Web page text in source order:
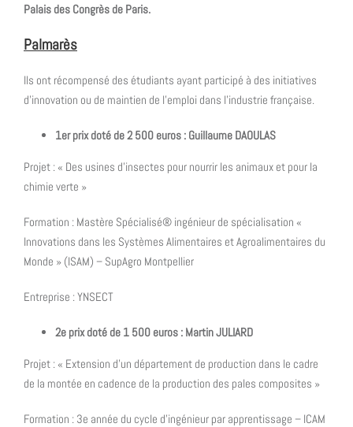
Palais des Congrès de Paris.
Palmarès
Ils ont récompensé des étudiants ayant participé à des initiatives
d’innovation ou de maintien de l’emploi dans l’industrie française.
1er prix doté de 2 500 euros : Guillaume DAOULAS
Projet : « Des usines d’insectes pour nourrir les animaux et pour la
chimie verte »
Formation : Mastère Spécialisé® ingénieur de spécialisation «
Innovations dans les Systèmes Alimentaires et Agroalimentaires du
Monde » (ISAM) – SupAgro Montpellier
Entreprise : YNSECT
2e prix doté de 1 500 euros : Martin JULIARD
Projet : « Extension d’un département de production dans le cadre
de la montée en cadence de la production des pales composites »
Formation : 3e année du cycle d’ingénieur par apprentissage – ICAM